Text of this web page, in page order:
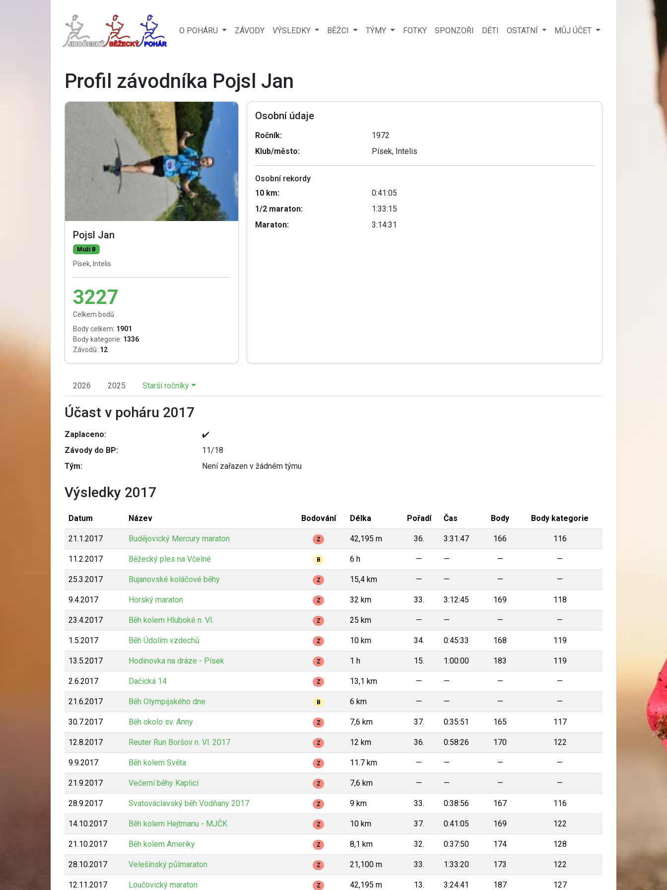
O POHÁRU ZÁVODY VÝSLEDKY BĚŽCI TÝMY FOTKY SPONZOŘI DĚTI OSTATNÍ MŮJ ÚČET
Profil závodníka Pojsl Jan
Pojsl Jan
Muži B
Písek, Intelis
3227
Celkem bodů
Body celkem: 1901
Body kategorie: 1336
Závodů: 12
Osobní údaje
Ročník:
1972
Klub/město:
Písek, Intelis
Osobní rekordy
10 km:
0:41:05
1/2 maraton:
1:33:15
Maraton:
3:14:31
2026 2025 Starší ročníky
Účast v poháru 2017
Zaplaceno:
✔️
Závody do BP:
11/18
Tým:
Není zařazen v žádném týmu
Výsledky 2017
Datum Název Bodování Délka Pořadí Čas Body Body kategorie
21.1.2017 Budějovický Mercury maraton Z 42,195 m 36. 3:31:47 166 116
11.2.2017 Běžecký ples na Včelné B 6 h — — — —
25.3.2017 Bujanovské koláčové běhy Z 15,4 km — — — —
9.4.2017 Horský maraton Z 32 km 33. 3:12:45 169 118
23.4.2017 Běh kolem Hluboké n. Vl. Z 25 km — — — —
1.5.2017 Běh Údolím vzdechů Z 10 km 34. 0:45:33 168 119
13.5.2017 Hodinovka na dráze - Písek Z 1 h 15. 1:00:00 183 119
2.6.2017 Dačická 14 Z 13,1 km — — — —
21.6.2017 Běh Olympijského dne B 6 km — — — —
30.7.2017 Běh okolo sv. Anny Z 7,6 km 37. 0:35:51 165 117
12.8.2017 Reuter Run Boršov n. Vl. 2017 Z 12 km 36. 0:58:26 170 122
9.9.2017 Běh kolem Světa Z 11.7 km — — — —
21.9.2017 Večerní běhy Kaplicí Z 7,6 km — — — —
28.9.2017 Svatováclavský běh Vodňany 2017 Z 9 km 33. 0:38:56 167 116
14.10.2017 Běh kolem Hejtmanu - MJČK Z 10 km 37. 0:41:05 169 122
21.10.2017 Běh kolem Ameriky Z 8,1 km 32. 0:37:50 174 128
28.10.2017 Velešínský půlmaraton Z 21,100 m 33. 1:33:20 173 122
12.11.2017 Loučovický maraton Z 42,195 m 13. 3:24:41 187 127